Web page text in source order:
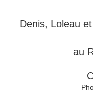
Denis, Loleau
au